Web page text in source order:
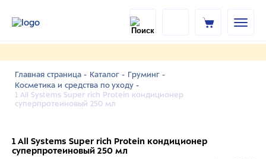
Главная страница - Каталог - Груминг -
Косметика и средства по уходу -
1 All Systems Super rich Protein кондиционер
суперпротеиновый 250 мл
1 All Systems Super rich Protein кондиционер
суперпротеиновый 250 мл